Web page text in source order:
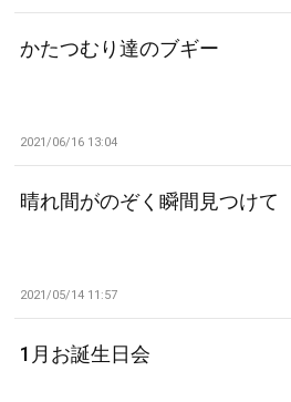
かたつむり達のブギー
2021/06/16 13:04
晴れ間がのぞく瞬間見つけて
2021/05/14 11:57
1月お誕生日会